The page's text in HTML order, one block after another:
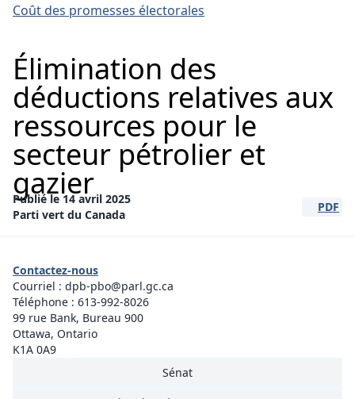
Coût des promesses électorales
Élimination des
déductions relatives aux
ressources pour le
secteur pétrolier et
gazier
Publié le 14 avril 2025
Parti vert du Canada
PDF
Sénat
Contactez-nous
Courriel : dpb-pbo@parl.gc.ca
Téléphone : 613-992-8026
99 rue Bank, Bureau 900
Ottawa, Ontario
K1A 0A9